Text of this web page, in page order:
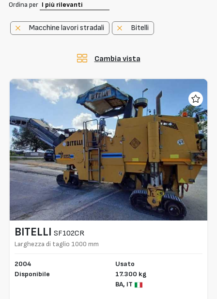
Ordina per
Macchine lavori stradali Bitelli
Cambia vista
BITELLI SF102CR
Larghezza di taglio 1000 mm
2004
Disponibile
Usato
17.300 kg
BA, IT